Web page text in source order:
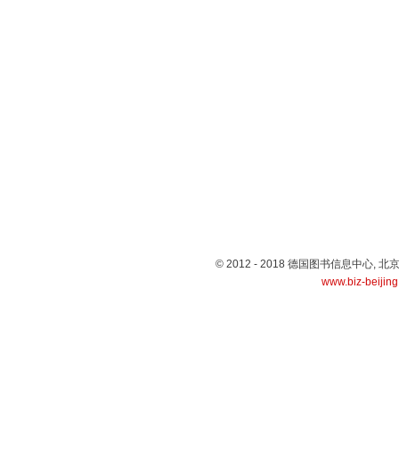
© 2012 - 2018 德国图书信息中心, 北
www.biz-